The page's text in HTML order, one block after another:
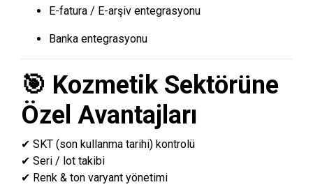
E-fatura / E-arşiv entegrasyonu
Banka entegrasyonu
🎯 Kozmetik Sektörüne
Özel Avantajları
✔ SKT (son kullanma tarihi) kontrolü
✔ Seri / lot takibi
✔ Renk & ton varyant yönetimi